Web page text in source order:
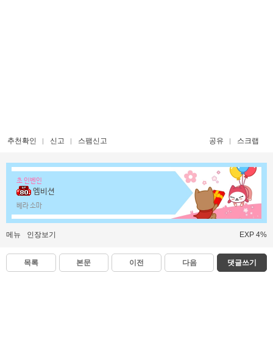
추천확인 신고 스팸신고 공유 스크랩
초 인벤인
엠비션
베라 소마
메뉴 인장보기 EXP 4%
목록 본문 이전 다음 댓글쓰기